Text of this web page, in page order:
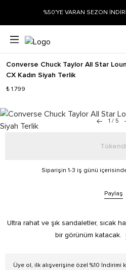
Alışverişe Başla!
Converse Chuck Taylor All Star
CX Kadın Siyah Terlik
₺ 1.799
1 / 5
Tükendi
Siparişin 1-3 iş günü
Paylaş
Ultra rahat ve şık sandaletler, sıcak
bir görünüm katacak.
Üye ol, ilk alışverişine özel %10 İndirimi